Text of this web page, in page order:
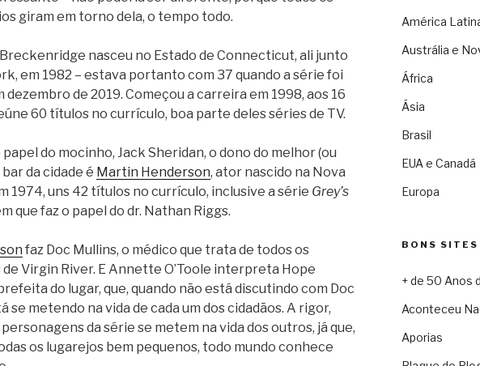
giram em torno dela, o tempo todo.
nasceu no Estado de Connecticut, ali junto
em 1982 – estava portanto com 37 quando a série foi
dezembro de 2019. Começou a carreira em 1998, aos 16
60 títulos no currículo, boa parte deles séries de TV.
papel do mocinho, Jack Sheridan, o dono do melhor (ou
da cidade é Martin Henderson, ator nascido na Nova
1974, uns 42 títulos no currículo, inclusive a série Grey’s
que faz o papel do dr. Nathan Riggs.
faz Doc Mullins, o médico que trata de todos os
Virgin River. E Annette O’Toole interpreta Hope
do lugar, que, quando não está discutindo com Doc
se metendo na vida de cada um dos cidadãos. A rigor,
da série se metem na vida dos outros, já que,
os lugarejos bem pequenos, todo mundo conhece
América
Austrália e
África
Ásia
Brasil
EUA e Canadá
Europa
BONS SITES
+ de 50 Anos
Aconteceu
Aporias